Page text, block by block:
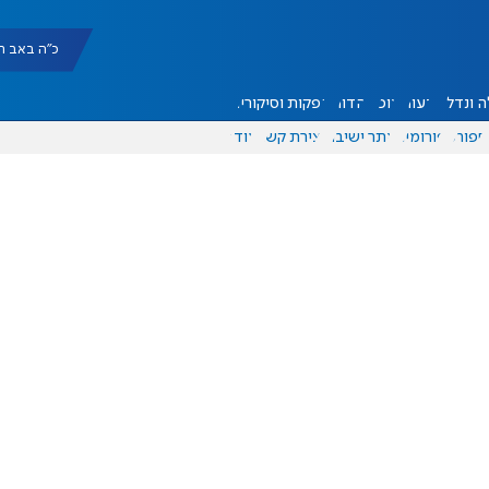
כ"ה באב תשפ"ו
ונדל"ן דעות אוכל יהדות הפקות וסיקורים
ספורט פורומים אתר ישיבה יצירת קשר עוד